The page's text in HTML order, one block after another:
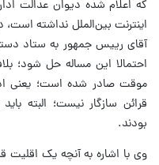
که اعلام شده دیوان عدالت
اینترنت بین‌الملل نداشته
آقای رییس جمهور به ستاد
احتمالا این مساله حل شود؛
موقت صادر شده است؛ یعنی
قرائن سازگار نیست؛ البته
بودند.
وی با اشاره به آنچه یک